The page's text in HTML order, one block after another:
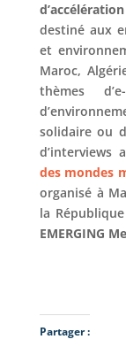
destiné aux
et
Maroc,
thèmes
solidaire ou
d’interviews
des mondes
organisé à
la
EMERGING
Partager :